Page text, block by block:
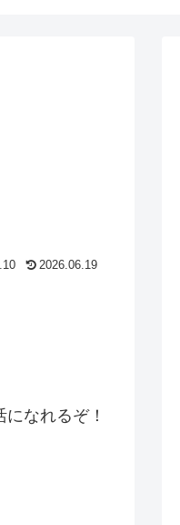
2026.06.19
なれるぞ！